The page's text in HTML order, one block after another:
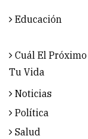
Educación
Cuál El Próximo
Tu Vida
Noticias
Política
Salud